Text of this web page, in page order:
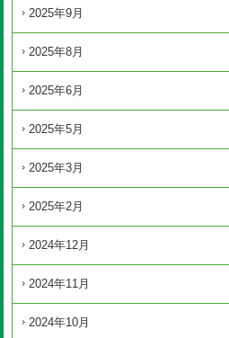
2025年9月
2025年8月
2025年6月
2025年5月
2025年3月
2025年2月
2024年12月
2024年11月
2024年10月